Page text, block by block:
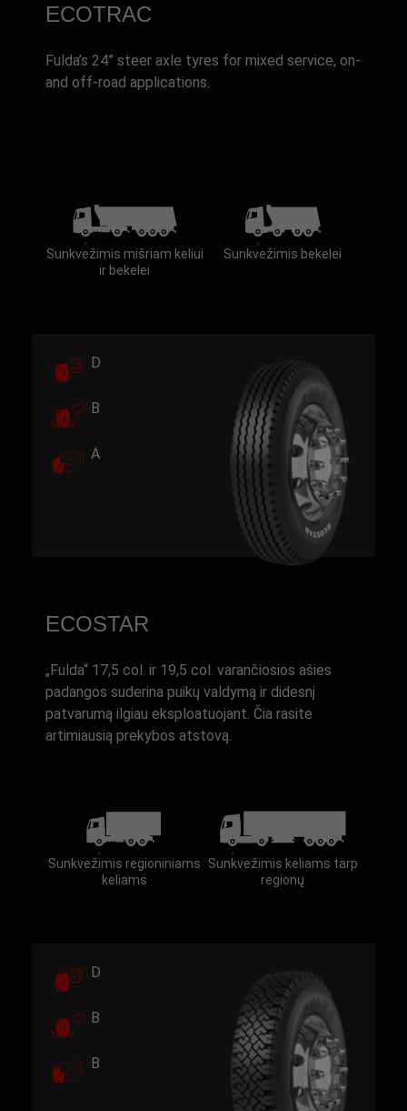
ECOTRAC
Fulda’s 24” steer axle tyres for mixed service, on-
and off-road applications.
Sunkvežimis mišriam keliui
ir bekelei
Sunkvežimis bekelei
D
B
A
ECOSTAR
„Fulda“ 17,5 col. ir 19,5 col. varančiosios ašies
padangos suderina puikų valdymą ir didesnį
patvarumą ilgiau eksploatuojant. Čia rasite
artimiausią prekybos atstovą.
Sunkvežimis regioniniams
keliams
Sunkvežimis keliams tarp
regionų
D
B
B